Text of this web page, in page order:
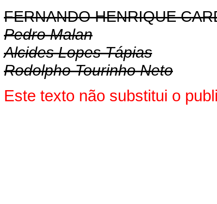
FERNANDO HENRIQUE
Pedro Malan
Alcides Lopes Tápias
Rodolpho Tourinho Neto
Este texto não substitui o